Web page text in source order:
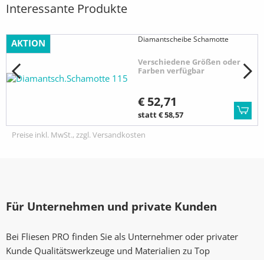
Interessante Produkte
AKTION Diamantscheibe Schamotte
Verschiedene Größen oder
Farben verfügbar
€ 52,71
statt € 58,57
Preise inkl. MwSt., zzgl. Versandkosten
Für Unternehmen und private Kunden
Bei Fliesen PRO finden Sie als Unternehmer oder privater
Kunde Qualitätswerkzeuge und Materialien zu Top